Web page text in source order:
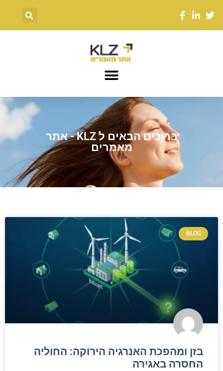
ברוכים הבאים ל KLZ - אתר
מאמרים
BLOG
בזן ומהפכת האנרגיה הירוקה: החוליה
החסרה באגירה